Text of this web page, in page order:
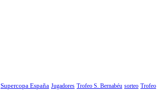
Supercopa España Jugadores Trofeo S. Bernabéu sorteo Trofeo